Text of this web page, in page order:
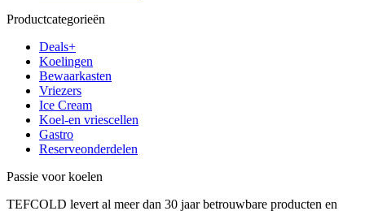
Productcategorieën
Deals+
Koelingen
Bewaarkasten
Vriezers
Ice Cream
Koel-en vriescellen
Gastro
Reserveonderdelen
Passie voor koelen
TEFCOLD levert al meer dan 30 jaar betrouwbare producten en